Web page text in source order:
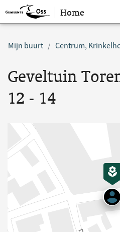
Sla navigatie over
Home
Mijn buurt Centrum,
Geveltuin
12 - 14